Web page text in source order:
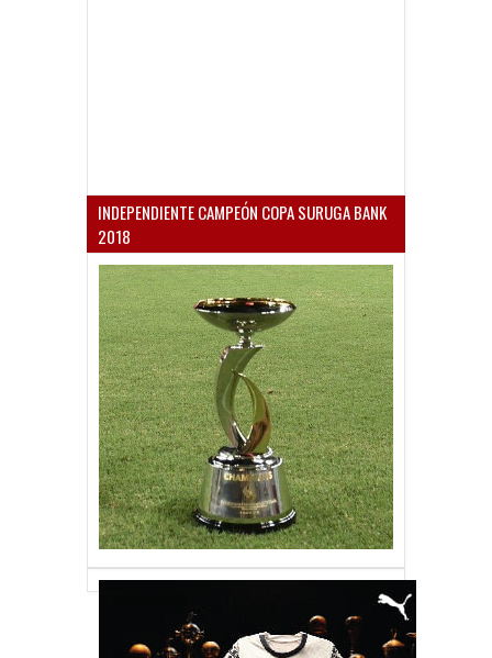
INDEPENDIENTE CAMPEÓN COPA SURUGA BANK
2018